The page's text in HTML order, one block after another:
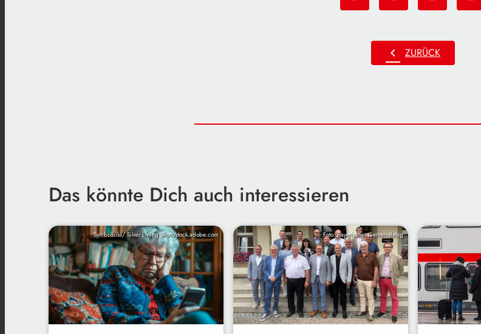
chevron_left ZURÜCK
Das könnte Dich auch interessieren
Symbolbild/ Silver Lining Shots/stock.adobe.com Foto: Bayerischer Gemeindetag